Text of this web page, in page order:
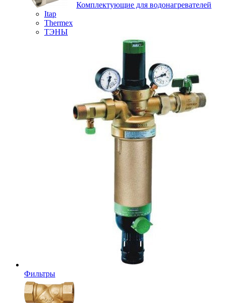
Комплектующие для водонагревателей
Itap
Thermex
ТЭНЫ
Фильтры